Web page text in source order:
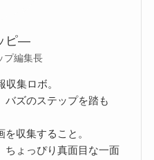
ピ―
プ編集長
集ロボ。
バズのステップを踏も
収集すること。
ちょっぴり真面目な一面